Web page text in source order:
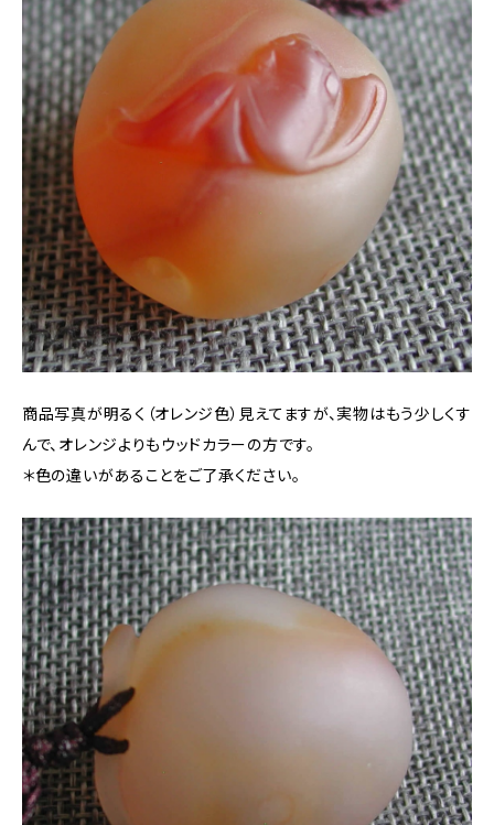
商品写真が明るく（オレンジ色）見えてますが、実物はもう少しくす
んで、オレンジよりもウッドカラーの方です。
＊色の違いがあることをご了承ください。